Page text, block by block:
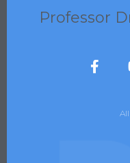
Professor